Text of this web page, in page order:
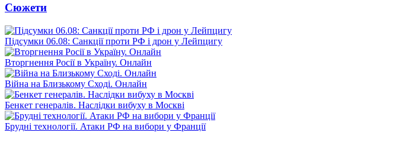
Сюжети
Підсумки 06.08: Санкції проти РФ і дрон у Лейпцигу
Вторгнення Росії в Україну. Онлайн
Війна на Близькому Сході. Онлайн
Бенкет генералів. Наслідки вибуху в Москві
Брудні технології. Атаки РФ на вибори у Франції